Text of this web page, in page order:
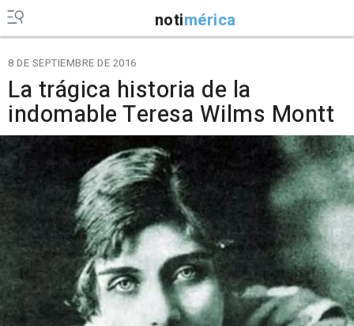
notimérica
8 DE SEPTIEMBRE DE 2016
La trágica historia de la
indomable Teresa Wilms Montt